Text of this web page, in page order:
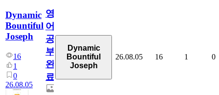
Dynamic
Bountiful
Joseph
16
1
0
26.08.05
영
어
공
부
완
료
Dynamic
Bountiful
Joseph
26.08.05 16 1 0